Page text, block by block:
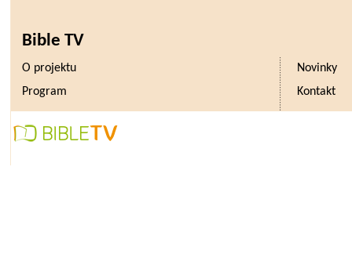
Bible TV
O projektu
Novinky
Program
Kontakt